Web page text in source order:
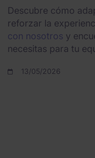
Descubre cómo
reforzar la
con nosotros y
necesitas para tu
13/05/2026